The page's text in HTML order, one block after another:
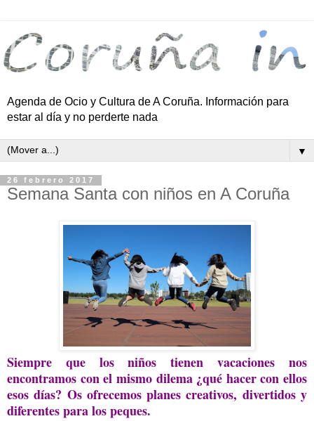
Agenda de Ocio y Cultura de A Coruña. Información para
estar al día y no perderte nada
▼
26 febrero 2017
Semana Santa con niños en A Coruña
Siempre que los niños tienen vacaciones nos
encontramos con el mismo dilema ¿qué hacer con ellos
esos días? Os ofrecemos planes creativos, divertidos y
diferentes para los peques.